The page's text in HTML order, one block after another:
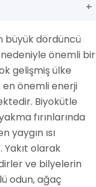
büyük dördüncü
önemli bir
gelişmiş ülke
önemli enerji
Biyokütle
fırınlarında
yaygın ısı
Yakıt olarak
ve bilyelerin
odun, ağaç